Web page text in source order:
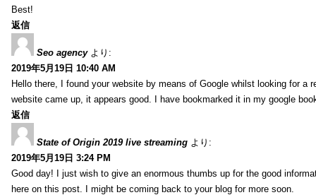
Best!
返信
Seo agency より:
2019年5月19日 10:40 AM
Hello there, I found your website by means of Google whilst looking for a
website came up, it appears good. I have bookmarked it in my google
返信
State of Origin 2019 live streaming より:
2019年5月19日 3:24 PM
Good day! I just wish to give an enormous thumbs up for the good
here on this post. I might be coming back to your blog for more soon.